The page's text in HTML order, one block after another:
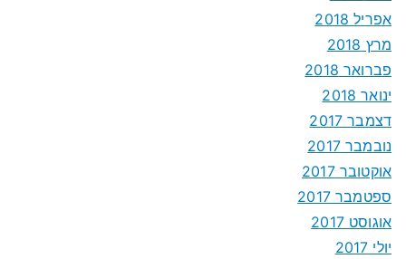
אפריל 2018
מרץ 2018
פברואר 2018
ינואר 2018
דצמבר 2017
נובמבר 2017
אוקטובר 2017
ספטמבר 2017
אוגוסט 2017
יולי 2017